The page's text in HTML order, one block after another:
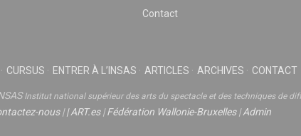
Contact
CURSUS ENTRER À L’INSAS ARTICLES ARCHIVES CONTACT
Institut national supérieur des arts du spectacle et des techniques de
nous||ART.es|Fédération Wallonie-Bruxelles|Admin